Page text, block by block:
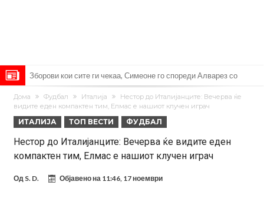
Зборови кои сите ги чекаа, Симеоне го спореди Алварез со
Гризман
Реал Мадрид ја прекинува потрагата по нов играч за врска
Мекгрегор успешно опериран: Коленото е средено, се враќам
Ханси Флик не жали долго за Араухо, туку брзо најде замена во
англиската Премиер лига
Играч на Барселона бесен го напушти тренингот по
срцепарателните зборови на Флик
Кам-бек на терен за Мудрик по над 600 дена, но веднаш
Дома Фудбал Италија
Нестор до Италијанците: Вечерва ќе
видите еден компактен тим, Елмас е нашиот клучен играч
ИТАЛИЈА ТОП ВЕСТИ ФУДБАЛ
Нестор до Италијанците: Вечерва ќе видите еден
компактен тим, Елмас е нашиот клучен играч
Од S. D. Објавено на 11:46, 17 ноември